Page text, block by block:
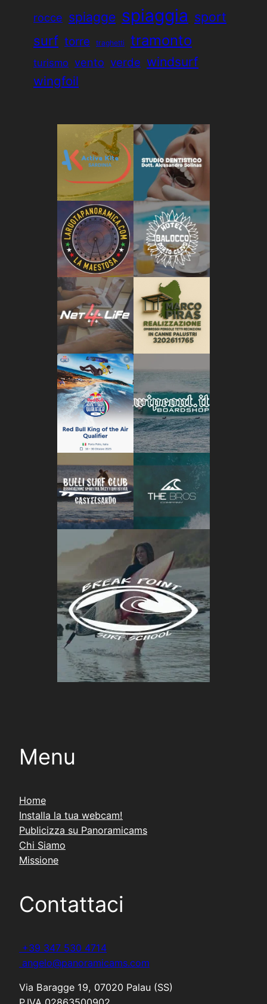
rocce spiagge spiaggia sport
surf torre traghetti tramonto
turismo vento verde windsurf
wingfoil
Menu
Home
Installa la tua webcam!
Publicizza su Panoramicams
Chi Siamo
Missione
Contattaci
+39 347 530 4714
angelo@panoramicams.com
Via Baragge 19, 07020 Palau (SS)